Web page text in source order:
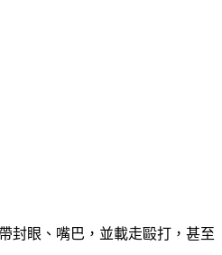
封眼、嘴巴，並載走毆打，甚至